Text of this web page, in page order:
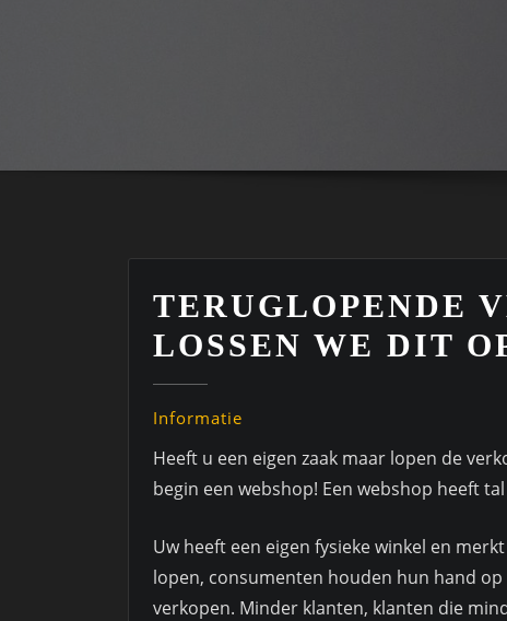
TERUGLOPENDE
LOSSEN WE DIT
Informatie
Heeft u een eigen zaak maar lopen de
begin een webshop! Een webshop heeft
Uw heeft een eigen fysieke winkel en
lopen, consumenten houden hun hand
verkopen. Minder klanten, klanten die